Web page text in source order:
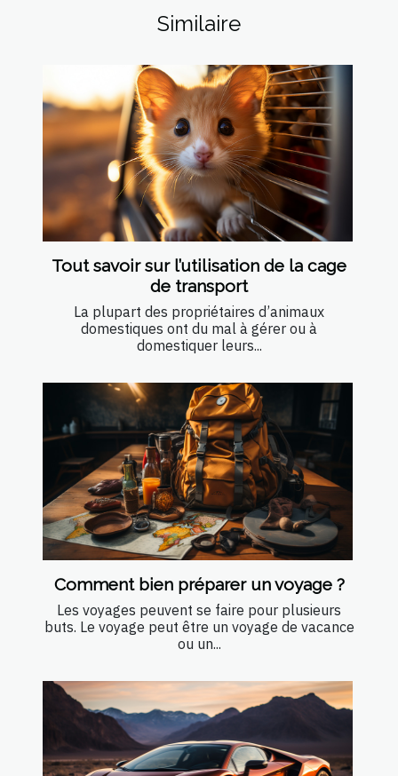
Similaire
Tout savoir sur l’utilisation de la cage
de transport
La plupart des propriétaires d’animaux
domestiques ont du mal à gérer ou à
domestiquer leurs...
Comment bien préparer un voyage ?
Les voyages peuvent se faire pour plusieurs
buts. Le voyage peut être un voyage de vacance
ou un...